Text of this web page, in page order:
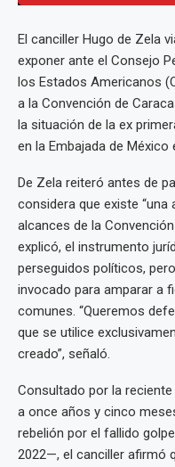
El canciller Hugo de Zela
exponer ante el Consejo
los Estados Americanos
a la Convención de
la situación de la ex
en la Embajada de México
De Zela reiteró antes de
considera que existe “una
alcances de la
explicó, el instrumento
perseguidos políticos,
invocado para amparar a
comunes. “Queremos
que se utilice
creado”, señaló.
Consultado por la
a once años y cinco
rebelión por el fallido
2022—, el canciller afirmó